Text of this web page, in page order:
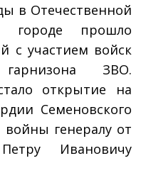
в Отечественной
прошло
с участием войск
гарнизона ЗВО.
открытие на
Семеновского
генералу от
Ивановичу